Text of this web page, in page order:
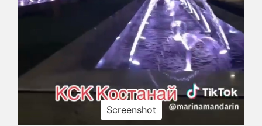
Screenshot